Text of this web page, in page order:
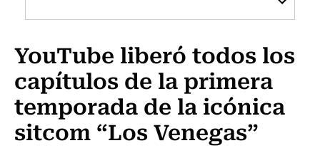
Programas Radio y TV Usach
YouTube liberó todos los
capítulos de la primera
temporada de la icónica
sitcom “Los Venegas”